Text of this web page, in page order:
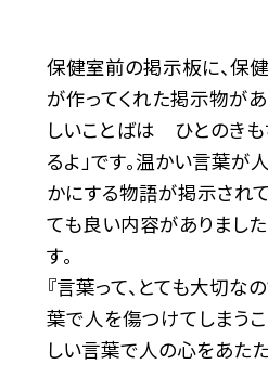
保健室前の掲示板に、保
が作ってくれた掲示物があ
しいことばは ひとのき
るよ」です。温かい言葉
かにする物語が掲示され
ても良い内容がありまし
す。
『言葉って、とても大切な
葉で人を傷つけてしまうこ
しい言葉で人の心をあた